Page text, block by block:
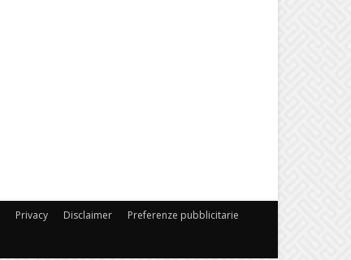
Privacy Disclaimer Preferenze pubblicitarie